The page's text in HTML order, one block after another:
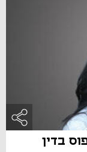
בדין